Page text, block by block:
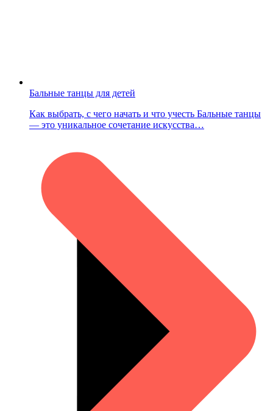
Бальные танцы для детей
Как выбрать, с чего начать и что учесть Бальные танцы
— это уникальное сочетание искусства…